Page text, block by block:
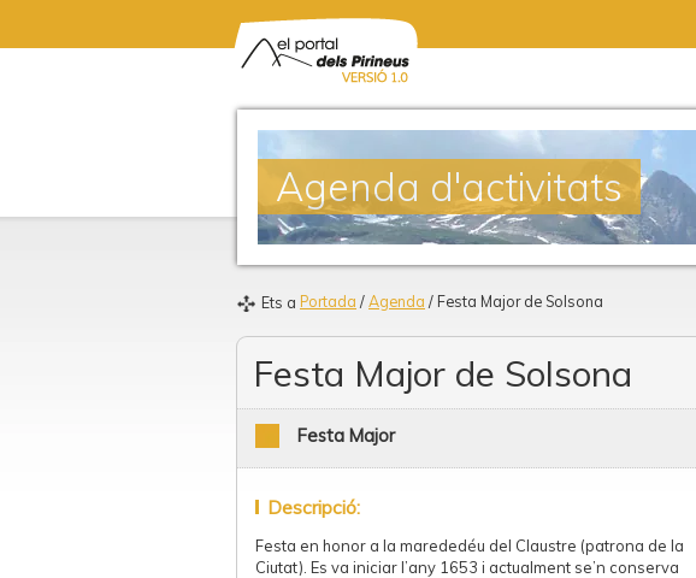
Agenda d'activitats
Ets a Portada / Agenda / Festa Major de Solsona
Festa Major de Solsona
Festa Major
Descripció:
Festa en honor a la marededéu del Claustre (patrona de la
Ciutat). Es va iniciar l’any 1653 i actualment se’n conserva